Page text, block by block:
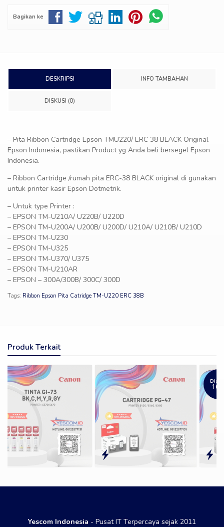
Bagikan ke
DESKRIPSI INFO TAMBAHAN
DISKUSI (0)
– Pita Ribbon Cartridge Epson TMU220/ ERC 38 BLACK Original
Epson Indonesia, pastikan Product yg Anda beli bersegel Epson
Indonesia.
– Ribbon Cartridge /rumah pita ERC-38 BLACK original di gunakan
untuk printer kasir Epson Dotmetrik.
– Untuk type Printer :
– EPSON TM-U210A/ U220B/ U220D
– EPSON TM-U200A/ U200B/ U200D/ U210A/ U210B/ U210D
– EPSON TM-U230
– EPSON TM-U325
– EPSON TM-U370/ U375
– EPSON TM-U210AR
– EPSON – 300A/300B/ 300C/ 300D
Tags: Ribbon Epson Pita Catridge TM-U220 ERC 38B
Produk Terkait
Diskon
Yescom Indonesia - Pusat IT Terpercaya sejak 2011